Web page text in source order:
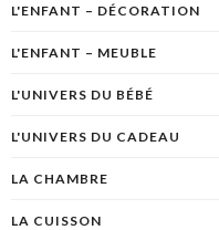
L'ENFANT – DÉCORATION
L'ENFANT – MEUBLE
L'UNIVERS DU BÉBÉ
L'UNIVERS DU CADEAU
LA CHAMBRE
LA CUISSON